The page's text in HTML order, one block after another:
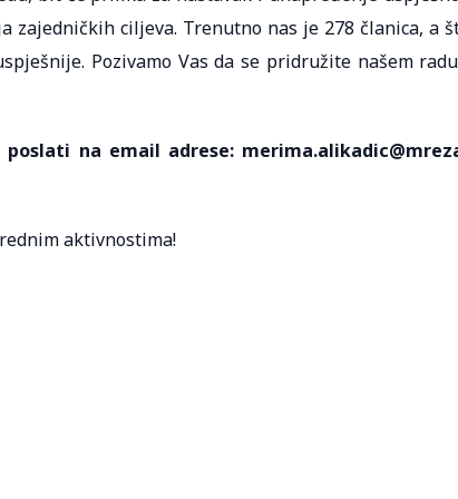
zajedničkih ciljeva. Trenutno nas je 278 članica, a
Pozivamo Vas da se pridružite našem
na email adrese:
aktivnostima!